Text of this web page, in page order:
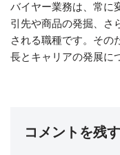
バイヤー業務は、常に
引先や商品の発掘、さ
される職種です。その
長とキャリアの発展に
コメントを残す